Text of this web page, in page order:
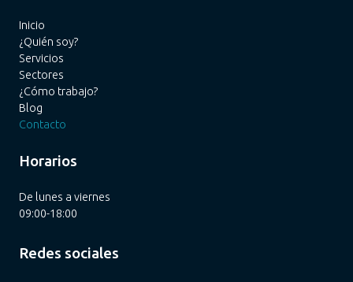
Inicio
¿Quién soy?
Servicios
Sectores
¿Cómo trabajo?
Blog
Contacto
Horarios
De lunes a viernes
09:00-18:00
Redes sociales